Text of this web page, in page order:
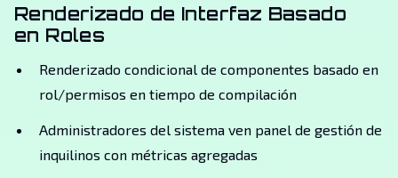
Renderizado de Interfaz Basado
en Roles
Renderizado condicional de componentes basado en
rol/permisos en tiempo de compilación
Administradores del sistema ven panel de gestión de
inquilinos con métricas agregadas